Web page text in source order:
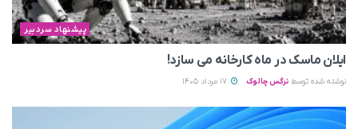
پیشنهاد سردبیر
ایلان ماسک در ماه کارخانه می سازد!
نوشته شده توسط نرگس چالوک